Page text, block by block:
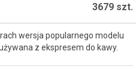
3679 szt.
wersja popularnego modelu
z ekspresem do kawy.